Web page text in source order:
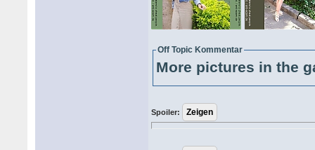
Off Topic Kommentar
More pictures in the
Spoiler: